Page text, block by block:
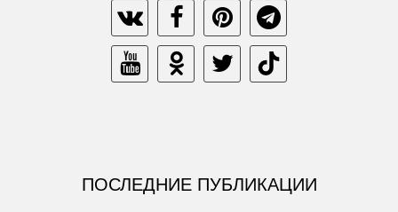
ПОСЛЕДНИЕ ПУБЛИКАЦИИ